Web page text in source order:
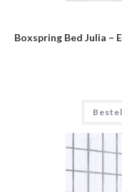
Boxspring Bed Julia –